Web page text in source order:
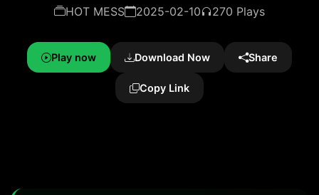
HOT MESS 2025-02-10 270 Plays
Play now Download Now Share
Copy Link